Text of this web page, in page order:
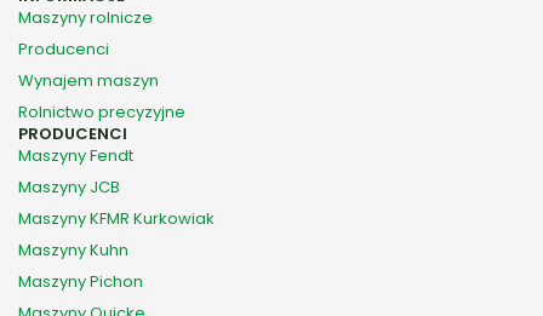
Maszyny rolnicze
Producenci
Wynajem maszyn
Rolnictwo precyzyjne
PRODUCENCI
Maszyny Fendt
Maszyny JCB
Maszyny KFMR Kurkowiak
Maszyny Kuhn
Maszyny Pichon